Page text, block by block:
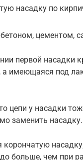
насадку по
цементом,
первой насадки
имеющаяся под
цепи у насадки
заменить
корончатую
больше, чем при